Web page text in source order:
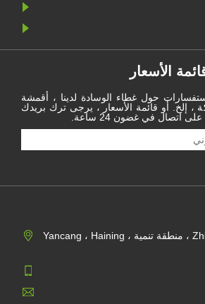
الأسعار
حول غطاء الوسادة لدينا ، أقمشة
، إلخ. أو قائمة الأسعار ، يرجى ترك بريدك
اتصال في غضون 24 ساعة.
رقم 57 ، طريق Zhijiang ، منطقة تنمية Yancang ، Haining ،